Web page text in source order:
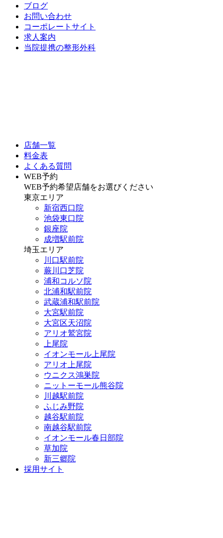
ブログ
お問い合わせ
コーポレートサイト
求人案内
当院提携の整形外科
店舗一覧
料金表
よくある質問
WEB予約
WEB予約希望店舗をお選びください
東京エリア
新宿西口院
池袋東口院
銀座院
成増駅前院
埼玉エリア
川口駅前院
蕨川口芝院
浦和コルソ院
北浦和駅前院
武蔵浦和駅前院
大宮駅前院
大宮区天沼院
アリオ鷲宮院
上尾院
イオンモール上尾院
アリオ上尾院
ウニクス鴻巣院
ニットーモール熊谷院
川越駅前院
ふじみ野院
越谷駅前院
南越谷駅前院
イオンモール春日部院
草加院
新三郷院
採用サイト